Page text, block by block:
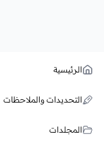
الرئيسية
التحديدات والملاحظات
المجلدات